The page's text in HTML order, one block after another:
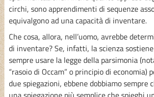
circhi, sono apprendimenti di sequenze
equivalgono ad una capacità di inventare.
Che cosa, allora, nell’uomo, avrebbe
di inventare? Se, infatti, la scienza
sempre usare la legge della parsimonia
“rasoio di Occam” o principio di economia)
due spiegazioni, ebbene dobbiamo sempre